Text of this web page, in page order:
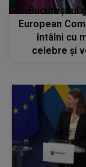
Bucureștiul
European
întâlni cu
celebre și